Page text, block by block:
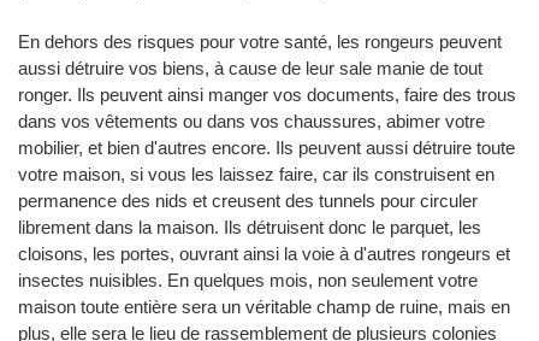
En dehors des risques pour votre santé, les rongeurs peuvent
aussi détruire vos biens, à cause de leur sale manie de tout
ronger. Ils peuvent ainsi manger vos documents, faire des trous
dans vos vêtements ou dans vos chaussures, abimer votre
mobilier, et bien d'autres encore. Ils peuvent aussi détruire toute
votre maison, si vous les laissez faire, car ils construisent en
permanence des nids et creusent des tunnels pour circuler
librement dans la maison. Ils détruisent donc le parquet, les
cloisons, les portes, ouvrant ainsi la voie à d'autres rongeurs et
insectes nuisibles. En quelques mois, non seulement votre
maison toute entière sera un véritable champ de ruine, mais en
plus, elle sera le lieu de rassemblement de plusieurs colonies